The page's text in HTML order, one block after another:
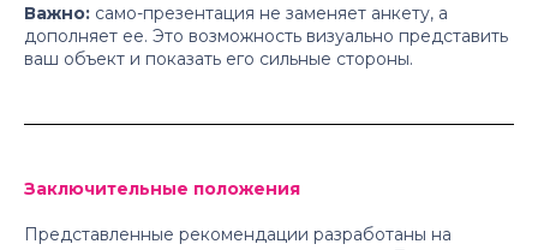
Важно: само-презентация не заменяет анкету, а
дополняет ее. Это возможность визуально представить
ваш объект и показать его сильные стороны.
Заключительные положения
Представленные рекомендации разработаны на